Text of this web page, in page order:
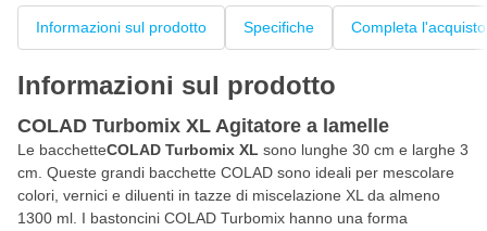
Informazioni sul prodotto Specifiche Completa l'acquisto
Informazioni sul prodotto
COLAD Turbomix XL Agitatore a lamelle
Le bacchetteCOLAD Turbomix XL sono lunghe 30 cm e larghe 3
cm. Queste grandi bacchette COLAD sono ideali per mescolare
colori, vernici e diluenti in tazze di miscelazione XL da almeno
1300 ml. I bastoncini COLAD Turbomix hanno una forma